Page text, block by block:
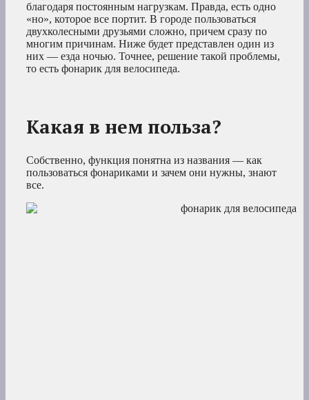
благодаря постоянным нагрузкам. Правда, есть одно
«но», которое все портит. В городе пользоваться
двухколесными друзьями сложно, причем сразу по
многим причинам. Ниже будет представлен один из
них — езда ночью. Точнее, решение такой проблемы,
то есть фонарик для велосипеда.
Какая в нем польза?
Собственно, функция понятна из названия — как
пользоваться фонариками и зачем они нужны, знают
все.